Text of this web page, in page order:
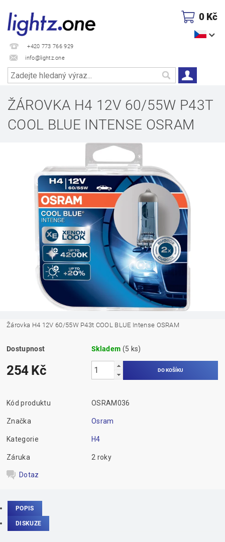
+420 773 766 929
info@lightz.one
0 Kč
ŽÁROVKA H4 12V 60/55W P43T
COOL BLUE INTENSE OSRAM
Žárovka H4 12V 60/55W P43t COOL BLUE Intense OSRAM
Dostupnost Skladem (5 ks)
254 Kč
Kód produktu OSRAM036
Značka Osram
Kategorie H4
Záruka 2 roky
Dotaz
POPIS
DISKUZE